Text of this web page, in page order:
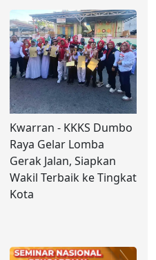
Kwarran - KKKS Dumbo
Raya Gelar Lomba
Gerak Jalan, Siapkan
Wakil Terbaik ke Tingkat
Kota